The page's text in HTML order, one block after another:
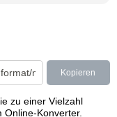
Kopieren
zu einer Vielzahl
Konverter.